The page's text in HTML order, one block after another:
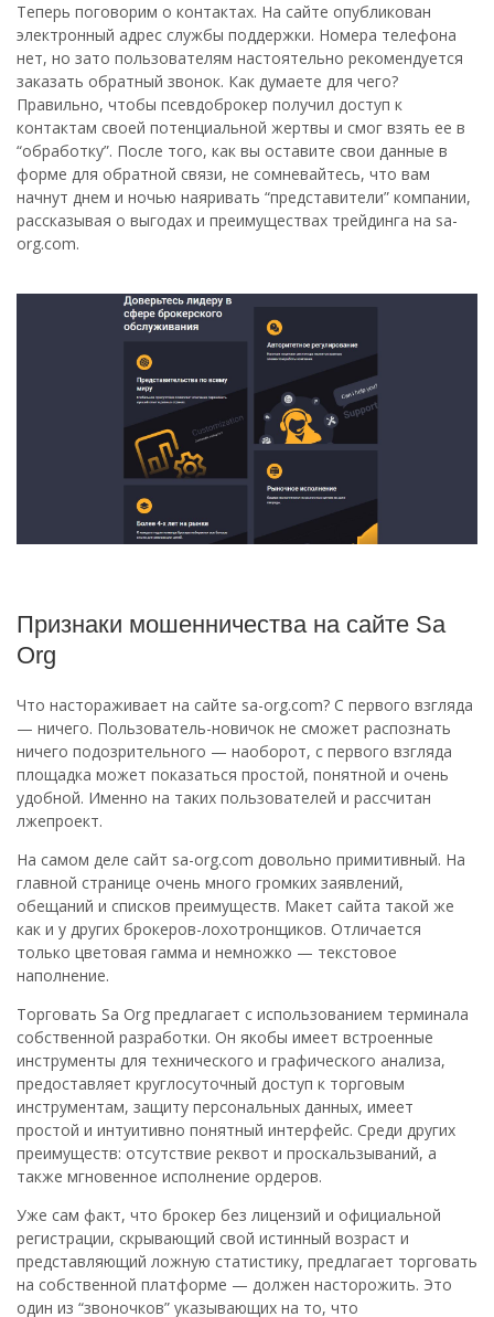
Теперь поговорим о контактах. На сайте опубликован
электронный адрес службы поддержки. Номера телефона
нет, но зато пользователям настоятельно рекомендуется
заказать обратный звонок. Как думаете для чего?
Правильно, чтобы псевдоброкер получил доступ к
контактам своей потенциальной жертвы и смог взять ее в
“обработку”. После того, как вы оставите свои данные в
форме для обратной связи, не сомневайтесь, что вам
начнут днем и ночью наяривать “представители” компании,
рассказывая о выгодах и преимуществах трейдинга на sa-
org.com.
Признаки мошенничества на сайте Sa
Org
Что настораживает на сайте sa-org.com? С первого взгляда
— ничего. Пользователь-новичок не сможет распознать
ничего подозрительного — наоборот, с первого взгляда
площадка может показаться простой, понятной и очень
удобной. Именно на таких пользователей и рассчитан
лжепроект.
На самом деле сайт sa-org.com довольно примитивный. На
главной странице очень много громких заявлений,
обещаний и списков преимуществ. Макет сайта такой же
как и у других брокеров-лохотронщиков. Отличается
только цветовая гамма и немножко — текстовое
наполнение.
Торговать Sa Org предлагает с использованием терминала
собственной разработки. Он якобы имеет встроенные
инструменты для технического и графического анализа,
предоставляет круглосуточный доступ к торговым
инструментам, защиту персональных данных, имеет
простой и интуитивно понятный интерфейс. Среди других
преимуществ: отсутствие реквот и проскальзываний, а
также мгновенное исполнение ордеров.
Уже сам факт, что брокер без лицензий и официальной
регистрации, скрывающий свой истинный возраст и
представляющий ложную статистику, предлагает торговать
на собственной платформе — должен насторожить. Это
один из “звоночков” указывающих на то, что